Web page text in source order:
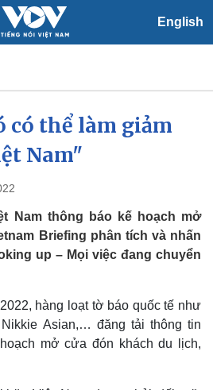
English
Xã hội
Dấu ấn VOV
Việc làm
Biển đảo
có thể làm giảm
Nam"
Nam thông báo kế hoạch mở
Briefing phân tích và nhấn
up – Mọi việc đang chuyển
hàng loạt tờ báo quốc tế như
Asian,… đăng tải thông tin
mở cửa đón khách du lịch,